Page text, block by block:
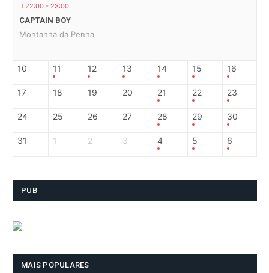
22:00 - 23:00
CAPTAIN BOY
Montanha da Penha
10 11 12 13 14 15 16
17 18 19 20 21 22 23
24 25 26 27 28 29 30
31 1 2 3 4 5 6
PUB
MAIS POPULARES